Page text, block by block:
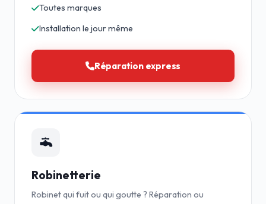
Toutes marques
Installation le jour même
Réparation express
Robinetterie
Robinet qui fuit ou qui goutte ? Réparation ou